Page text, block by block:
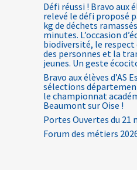
Défi réussi ! Bravo aux
relevé le défi proposé
kg de déchets
minutes. L’occasion
biodiversité, le respect
des personnes et la
jeunes. Un geste
Bravo aux élèves d’AS
sélections
le championnat
Beaumont sur Oise !
Portes Ouvertes du 21
Forum des métiers